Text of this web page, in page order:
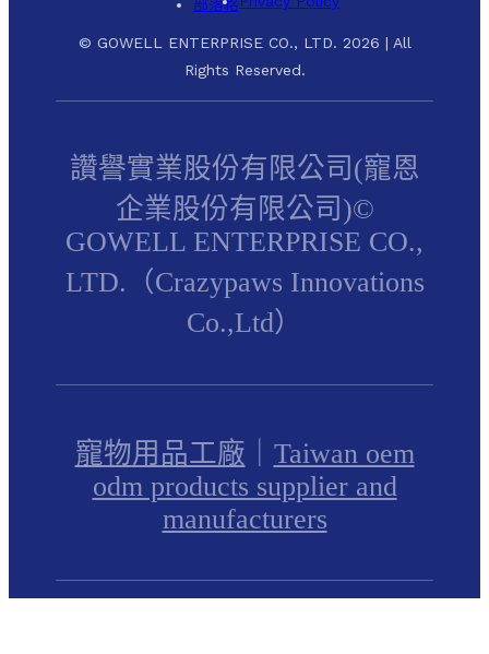
© GOWELL ENTERPRISE CO., LTD. 2026 | All
Rights Reserved.
部落格
讚譽實業股份有限公司(寵恩
企業股份有限公司)©
GOWELL ENTERPRISE CO.,
LTD.（Crazypaws Innovations
Co.,Ltd）
寵物用品工廠
Taiwan oem
odm products supplier and
manufacturers